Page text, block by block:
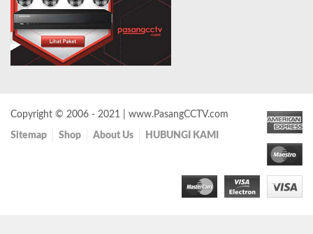
Copyright © 2006 - 2021 | www.PasangCCTV.com
Sitemap Shop About Us HUBUNGI KAMI